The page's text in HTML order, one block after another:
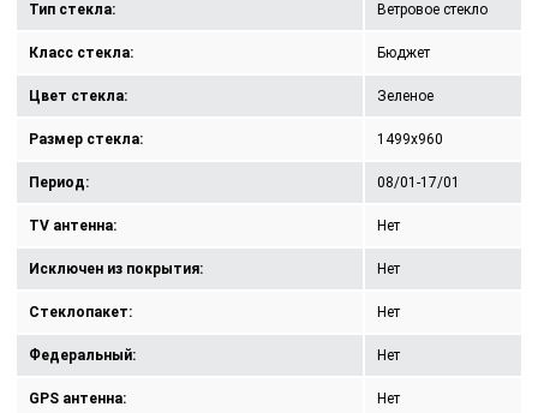
Тип стекла: Ветровое стекло
Класс стекла: Бюджет
Цвет стекла: Зеленое
Размер стекла: 1499x960
Период: 08/01-17/01
TV антенна: Нет
Исключен из покрытия: Нет
Стеклопакет: Нет
Федеральный: Нет
GPS антенна: Нет